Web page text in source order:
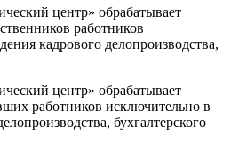
центр» обрабатывает
работников
кадрового делопроизводства,
центр» обрабатывает
работников исключительно в
бухгалтерского